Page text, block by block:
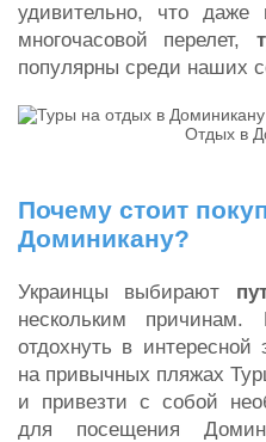
удивительно, что даже
многочасовой перелет,
популярны среди наших
Отдых в
Почему стоит
Доминикану?
Украинцы выбирают
нескольким
отдохнуть в интересной
на привычных пляжах
и привезти с собой
для посещения